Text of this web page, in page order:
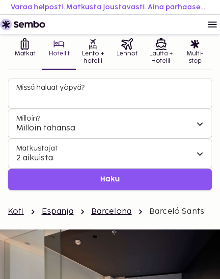
Varaa helposti. Matkusta joustavasti. Aina parhaaseen hintaan.
Matkat Hotellit
Lento +
hotelli
Lennot
Lautta +
Hotelli
Multi-
stop
Missä haluat yöpyä?
Milloin?
Milloin tahansa
Matkustajat
2 aikuista
Haku
Koti Espanja Barcelona Barceló Sants